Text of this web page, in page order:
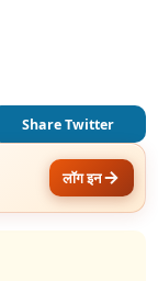
Share Twitter
लॉग इन